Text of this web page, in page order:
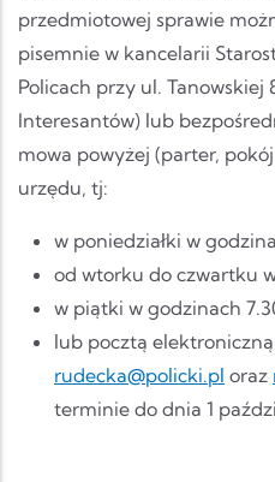
przedmiotowej sprawie
pisemnie w kancelarii
Policach przy ul. Tanowskiej
Interesantów) lub
mowa powyżej (parter,
urzędu, tj:
w poniedziałki w
od wtorku do czwartku
w piątki w godzinach
lub pocztą
rudecka@policki.pl oraz
terminie do dnia 1